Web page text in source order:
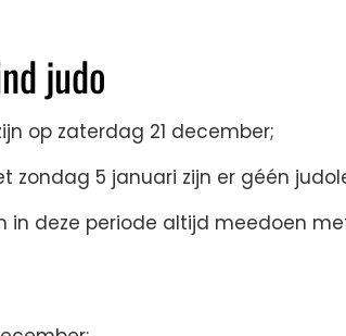
judo
op zaterdag 21 december;
5 januari zijn er géén
in deze periode altijd meedoen